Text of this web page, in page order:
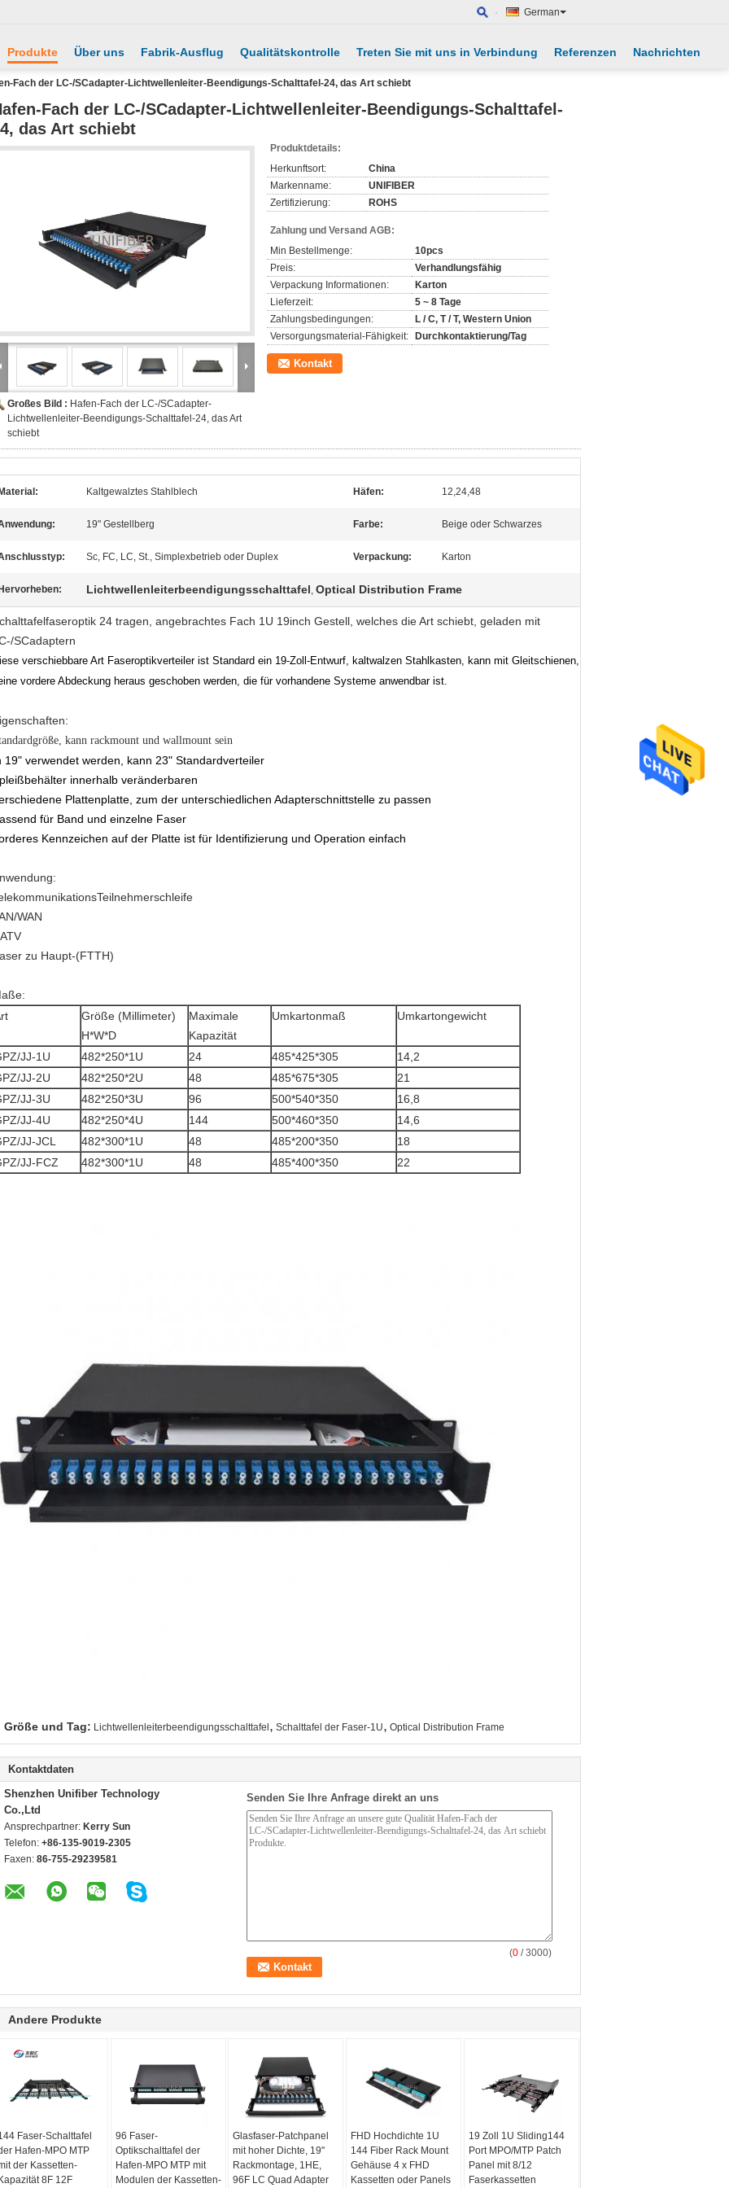
German
Produkte Über uns Fabrik-Ausflug Qualitätskontrolle Treten Sie mit uns in Verbindung Referenzen Nachrichten
Fach der LC-/SCadapter-Lichtwellenleiter-Beendigungs-Schalttafel-24, das Art schiebt
Fach der LC-/SCadapter-Lichtwellenleiter-Beendigungs-Schalttafel-
das Art schiebt
Großes Bild : Hafen-Fach der LC-/SCadapter-
Lichtwellenleiter-Beendigungs-Schalttafel-24, das Art
schiebt
Produktdetails:
Herkunftsort:
China
Markenname:
UNIFIBER
Zertifizierung:
ROHS
Zahlung und Versand AGB:
Min Bestellmenge:
10pcs
Preis:
Verhandlungsfähig
Verpackung Informationen:
Karton
Lieferzeit:
5 ~ 8 Tage
Zahlungsbedingungen:
L / C, T / T, Western Union
Versorgungsmaterial-Fähigkeit:
Durchkontaktierung/Tag
Kontakt
Material: Kaltgewalztes Stahlblech Häfen: 12,24,48
19" Gestellberg Farbe: Beige oder Schwarzes
Sc, FC, LC, St., Simplexbetrieb oder Duplex Verpackung: Karton
Hervorheben: Lichtwellenleiterbeendigungsschalttafel, Optical Distribution Frame
24 tragen, angebrachtes Fach 1U 19inch Gestell, welches die Art schiebt, geladen mit
SCadaptern
verschiebbare Art Faseroptikverteiler ist Standard ein 19-Zoll-Entwurf, kaltwalzen Stahlkasten, kann mit Gleitschienen,
vordere Abdeckung heraus geschoben werden, die für vorhandene Systeme anwendbar ist.
kann rackmount und wallmount sein
19" verwendet werden, kann 23" Standardverteiler
innerhalb veränderbaren
Plattenplatte, zum der unterschiedlichen Adapterschnittstelle zu passen
für Band und einzelne Faser
Kennzeichen auf der Platte ist für Identifizierung und Operation einfach
WAN
zu Haupt-(FTTH)
Größe (Millimeter)
H*W*D
Maximale
Kapazität
Umkartonmaß Umkartongewicht
JJ-1U 482*250*1U 24 485*425*305
14,2
JJ-2U
482*250*2U 48 485*675*305
21
JJ-3U
482*250*3U 96 500*540*350
16,8
JJ-4U
482*250*4U 144 500*460*350
14,6
JJ-JCL
482*300*1U 48 485*200*350
18
JJ-FCZ
482*300*1U 48 485*400*350 22
Größe und Tag: Lichtwellenleiterbeendigungsschalttafel , Schalttafel der Faser-1U, Optical Distribution Frame
Kontaktdaten
Shenzhen Unifiber Technology
Co.,Ltd
Ansprechpartner: Kerry Sun
Telefon: +86-135-9019-2305
Faxen: 86-755-29239581
Senden Sie Ihre Anfrage direkt an uns
(0 / 3000)
Andere Produkte
Faser-Schalttafel
Hafen-MPO MTP
der Kassetten-
Kapazität 8F 12F
96 Faser-
Optikschalttafel der
Hafen-MPO MTP mit
Modulen der Kassetten-
Glasfaser-Patchpanel
mit hoher Dichte, 19"
Rackmontage, 1HE,
96F LC Quad Adapter
FHD Hochdichte 1U
144 Fiber Rack Mount
Gehäuse 4 x FHD
Kassetten oder Panels
19 Zoll 1U Sliding144
Port MPO/MTP Patch
Panel mit 8/12
Faserkassetten